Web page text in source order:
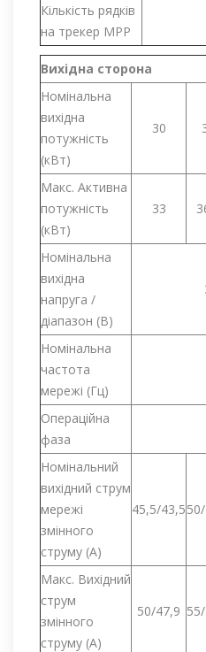
Кількість рядків
на трекер MPP
Вихідна сторона
Номінальна
вихідна
потужність
(кВт)
30
Макс. Активна
потужність
(кВт)
33
Номінальна
вихідна
напруга /
діапазон (В)
Номінальна
частота
мережі (Гц)
Операційна
фаза
Номінальний
вихідний струм
мережі
змінного
струму (A)
45,5/43,5
Макс. Вихідний
струм
змінного
струму (A)
50/47,9